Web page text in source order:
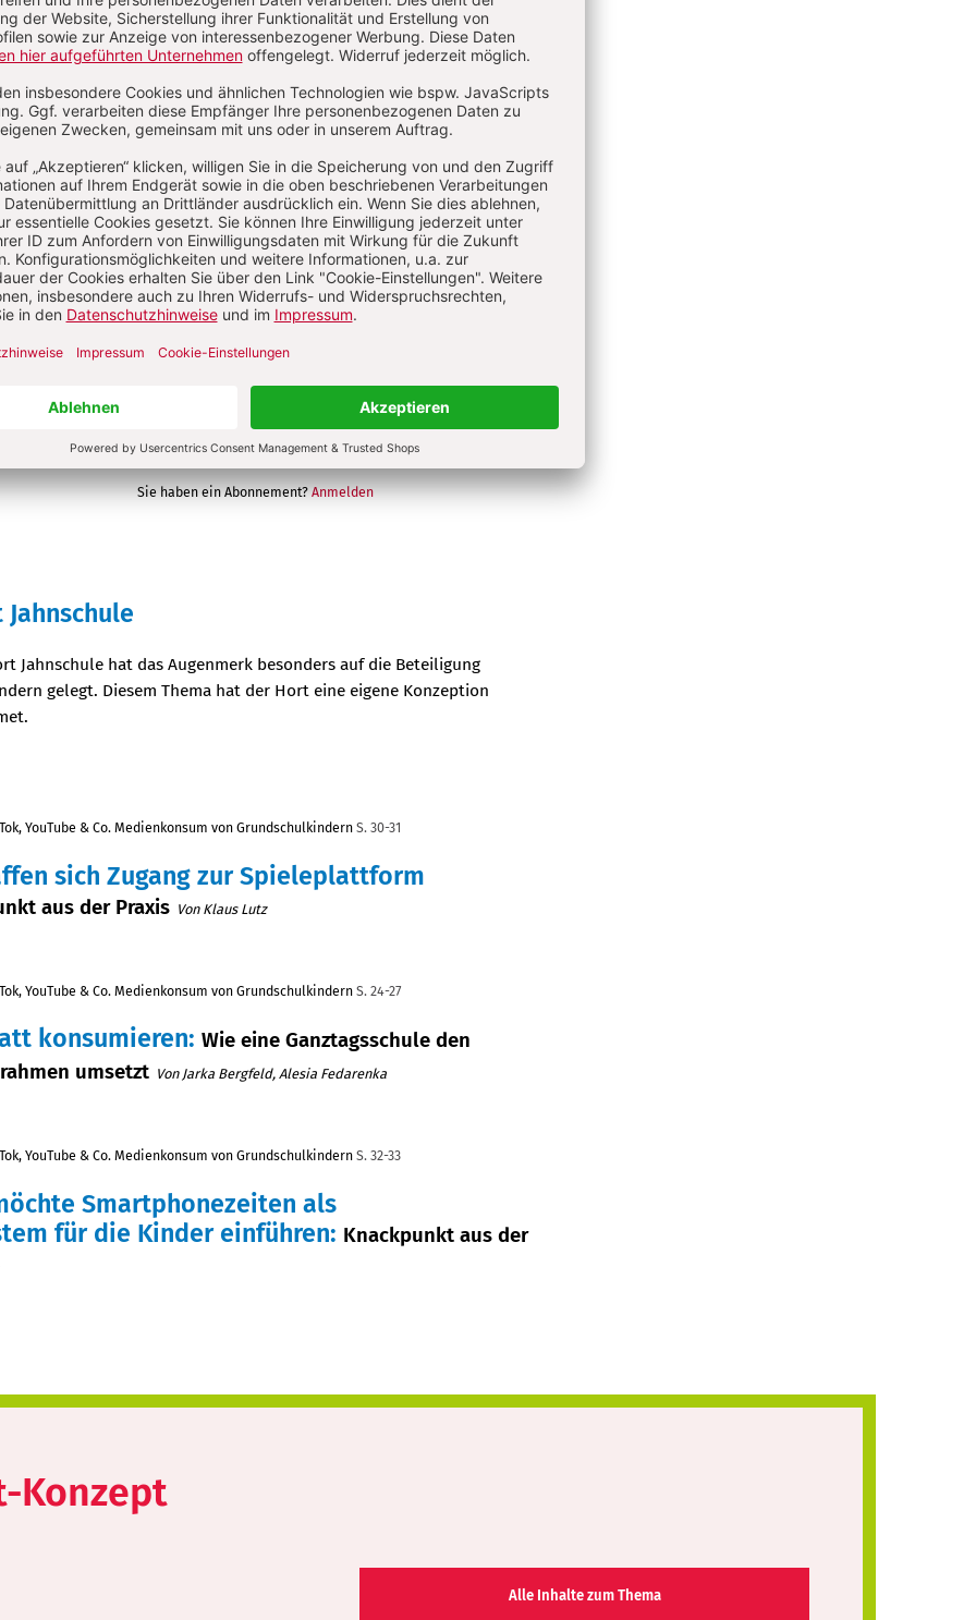
Artikel
Abo-Bereich
1 Heft + 1 Heft digital 0,00 €
danach38,60 € für 4 Ausgaben pro Jahr +
Digitalzugang
inkl. MwSt., versandkostenfrei
Im Abo Im Digital-Abo
Sie haben ein Abonnement?Anmelden
Jahnschule hat das Augenmerk besonders auf die Beteiligung
gelegt. Diesem Thema hat der Hort eine eigene Konzeption
YouTube & Co. Medienkonsum von Grundschulkindern S. 30-31
sich Zugang zur Spieleplattform
aus der Praxis Von Klaus Lutz
YouTube & Co. Medienkonsum von Grundschulkindern S. 24-27
konsumieren: Wie eine Ganztagsschule den
umsetzt Von Jarka Bergfeld, Alesia Fedarenka
YouTube & Co. Medienkonsum von Grundschulkindern S. 32-33
Smartphonezeiten als
für die Kinder einführen: Knackpunkt aus der
Konzept
Alle Inhalte zum Thema